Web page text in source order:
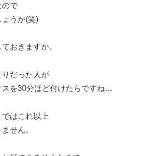
ので
ょうか(笑)
おきますか。
だった人が
スを30分ほど付けたらですね…
はこれ以上
せん。